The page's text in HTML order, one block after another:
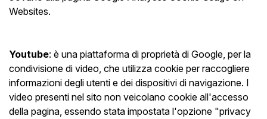
Websites.
Youtube: è una piattaforma di proprietà di Google, per la
condivisione di video, che utilizza cookie per raccogliere
informazioni degli utenti e dei dispositivi di navigazione. I
video presenti nel sito non veicolano cookie all'accesso
della pagina, essendo stata impostata l'opzione "privacy